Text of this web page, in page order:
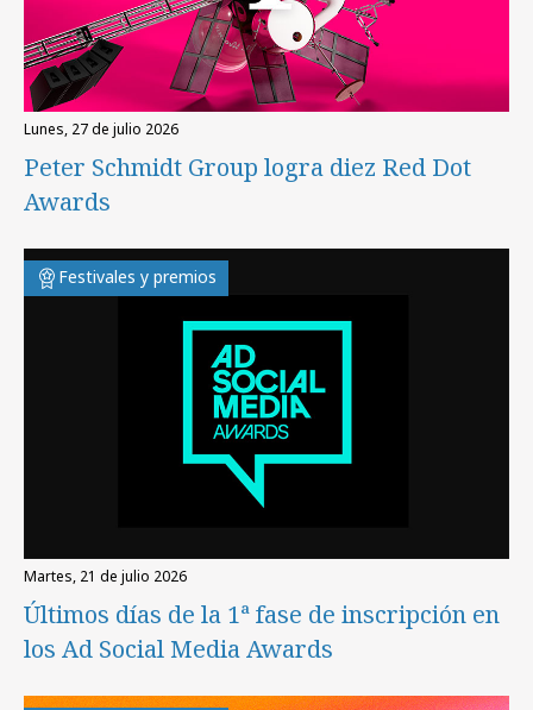
lunes, 27 de julio 2026
Peter Schmidt Group logra diez Red Dot
Awards
Festivales y premios
martes, 21 de julio 2026
Últimos días de la 1ª fase de inscripción en
los Ad Social Media Awards